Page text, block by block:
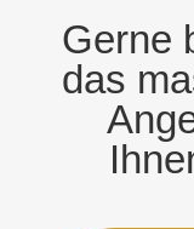
Gerne
das